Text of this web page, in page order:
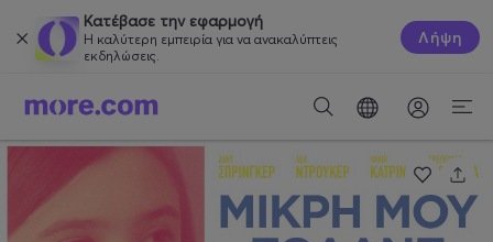
Κατέβασε την εφαρμογή
Η καλύτερη εμπειρία για να ανακαλύπτεις
εκδηλώσεις.
Λήψη